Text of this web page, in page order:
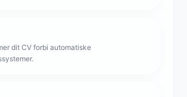
dit CV forbi automatiske